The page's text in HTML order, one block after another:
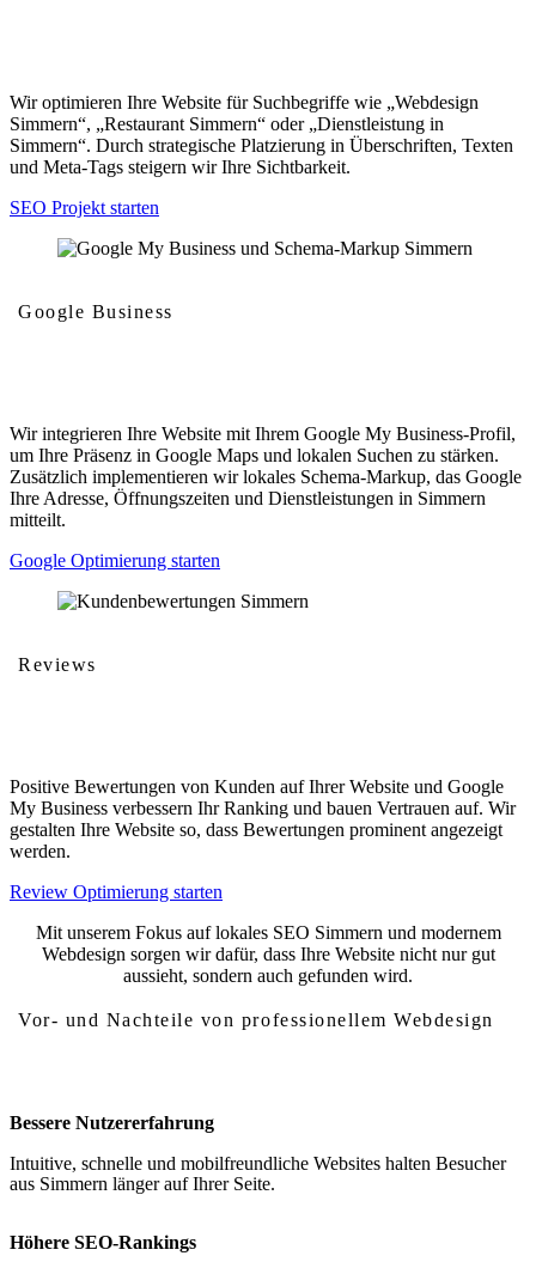
Wir optimieren Ihre Website für Suchbegriffe wie „Webdesign
Simmern“, „Restaurant Simmern“ oder „Dienstleistung in
Simmern“. Durch strategische Platzierung in Überschriften, Texten
und Meta-Tags steigern wir Ihre Sichtbarkeit.
SEO Projekt starten
Google Business
Wir integrieren Ihre Website mit Ihrem Google My Business-Profil,
um Ihre Präsenz in Google Maps und lokalen Suchen zu stärken.
Zusätzlich implementieren wir lokales Schema-Markup, das Google
Ihre Adresse, Öffnungszeiten und Dienstleistungen in Simmern
mitteilt.
Google Optimierung starten
Reviews
Positive Bewertungen von Kunden auf Ihrer Website und Google
My Business verbessern Ihr Ranking und bauen Vertrauen auf. Wir
gestalten Ihre Website so, dass Bewertungen prominent angezeigt
werden.
Review Optimierung starten
Mit unserem Fokus auf lokales SEO Simmern und modernem
Webdesign sorgen wir dafür, dass Ihre Website nicht nur gut
aussieht, sondern auch gefunden wird.
Vor- und Nachteile von professionellem Webdesign
Bessere Nutzererfahrung
Intuitive, schnelle und mobilfreundliche Websites halten Besucher
aus Simmern länger auf Ihrer Seite.
Höhere SEO-Rankings